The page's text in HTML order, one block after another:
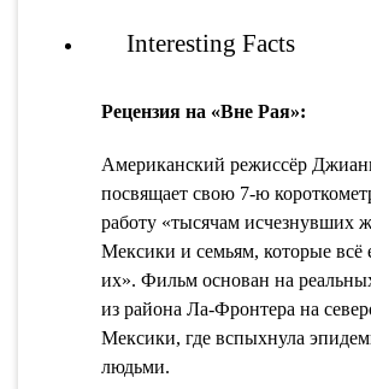
Interesting Facts
Рецензия на «Вне Рая»:
Американский режиссёр
посвящает свою 7-ю
работу «тысячам исчезнувших
Мексики и семьям, которые
их». Фильм основан на
из района Ла-Фронтера на
Мексики, где вспыхнула
людьми.